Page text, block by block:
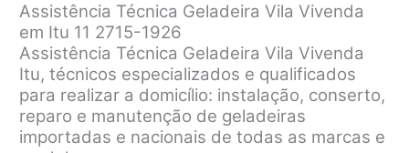
Assistência Técnica Geladeira Vila Vivenda
em Itu 11 2715-1926
Assistência Técnica Geladeira Vila Vivenda
Itu, técnicos especializados e qualificados
para realizar a domicílio: instalação, conserto,
reparo e manutenção de geladeiras
importadas e nacionais de todas as marcas e